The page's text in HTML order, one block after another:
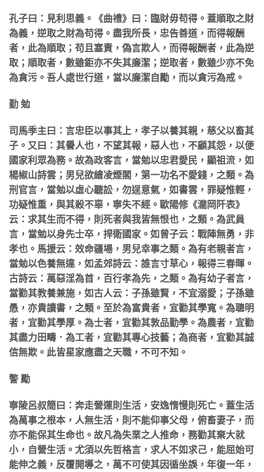
孔子曰：見利思義。《曲禮》曰：臨財毋苟得。蓋順取之財
為義，逆取之財為苟得。盡我所長，忠告善道，而得報酬
者，此為順取；苟且塞責，偽言欺人，而得報酬者，此為逆
取；順取者，數雖鉅亦不失其廉潔；逆取者，數雖少亦不免
為貪污。吾人處世行道，當以廉潔自勵，而以貪污為戒。
勤 勉
司馬季主曰：言忠臣以事其上，孝子以養其親，慈父以畜其
子。又曰：其譽人也，不望其報，惡人也，不顧其怨，以便
國家利眾為務。故為政客言，當勉以忠君愛民，顯祖流，如
楊椒山詩雲；男兒欲繪凌煙閣，第一功名不愛錢，之類。為
刑官言，當勉以虛心聽訟，勿逞意氣，如書雲，罪疑惟輕，
功疑惟重，與其殺不辜，寧失不經。歐陽修《瀧岡阡表》
云：求其生而不得，則死者與我皆無恨也，之類。為武員
言，當勉以身先士卒，捍衛國家。如曾子云：戰陣無勇，非
孝也。馬援云：效命疆場，男兒幸事之類。為有老親者言，
當勉以色養無違，如孟郊詩云：誰言寸草心，報得三春暉。
古詩云：萬惡淫為首，百行孝為先，之類。為有幼子者言，
當勸其教養兼施，如古人云：子孫雖賢，不宜溺愛；子孫雖
愚，亦貴讀書，之類。至於為富貴者，宜勸其學寬。為聰明
者，宜勸其學厚。為士者，宜勸其敦品勤學。為農者，宜勸
其盡力田疇．為工者，宜勸其專心技藝；為商者，宜勸其誠
信無欺。此皆星家應盡之天職，不可不知。
警 勵
寧陵呂叔簡曰：奔走營運則生活，安逸惰慢則死亡。蓋生活
為萬事之根本，人無生活，則不能仰事父母，俯畜妻子，而
亦不能保其生命也。故凡為失業之人推命，務勸其棄大就
小，自營生活。尤須以先哲格言，求人不如求己，能屈始可
能伸之義，反覆開導之，萬不可使其因循坐誤，年復一年，